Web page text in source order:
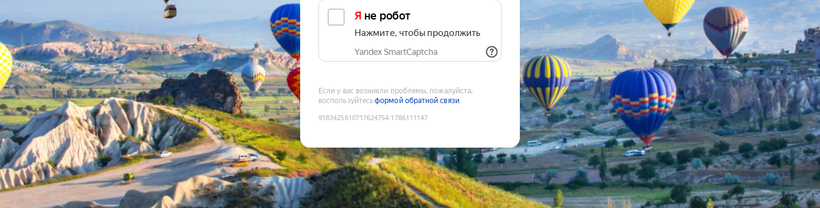
Я не робот
Нажмите, чтобы продолжить
Yandex SmartCaptcha
Если у вас возникли проблемы, пожалуйста,
воспользуйтесьформой обратной связи
9183425610717624754:1786111147